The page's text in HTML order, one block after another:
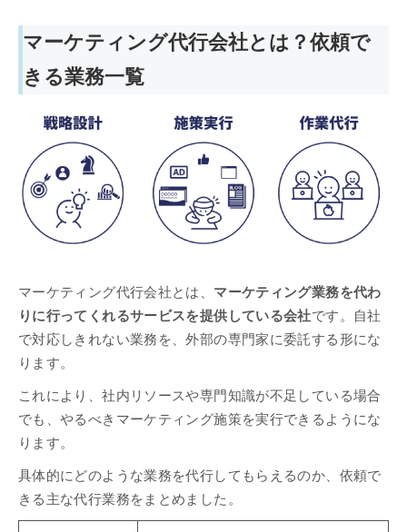
マーケティング代行会社とは？依頼で
きる業務一覧
マーケティング代行会社とは、 マーケティング業務を代わ
りに行ってくれるサービスを提供している会社です。自社
で対応しきれない業務を、外部の専門家に委託する形にな
ります。
これにより、社内リソースや専門知識が不足している場合
でも、やるべきマーケティング施策を実行できるようにな
ります。
具体的にどのような業務を代行してもらえるのか、依頼で
きる主な代行業務をまとめました。